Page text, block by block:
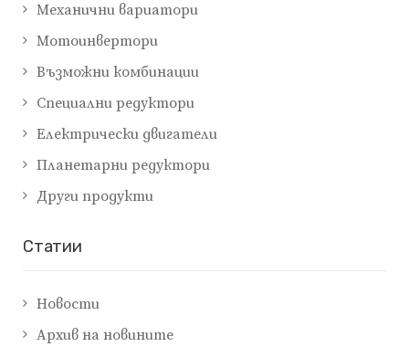
Механични вариатори
Мотоинвертори
Възможни комбинации
Специални редуктори
Електрически двигатели
Планетарни редуктори
Други продукти
Cтатии
Новости
Архив на новините